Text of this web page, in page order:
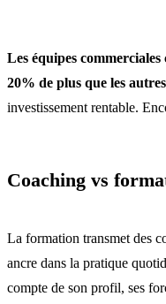
Les équipes
20% de plus que les
investissement rentable.
Coaching vs
La formation transmet des
ancre dans la pratique
compte de son profil, ses